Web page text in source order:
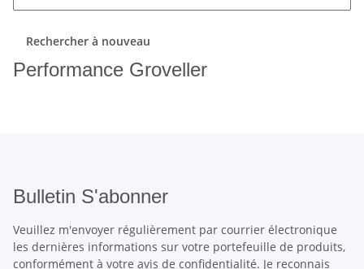
Rechercher à nouveau
Performance Groveller
Bulletin S'abonner
Veuillez m'envoyer régulièrement par courrier électronique
les dernières informations sur votre portefeuille de produits,
conformément à votre avis de confidentialité. Je reconnais